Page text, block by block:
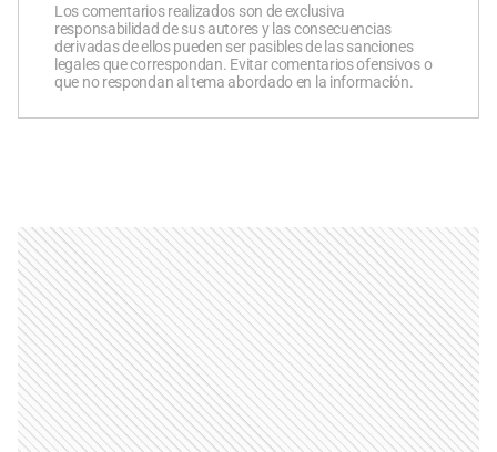
Los comentarios realizados son de exclusiva
responsabilidad de sus autores y las consecuencias
derivadas de ellos pueden ser pasibles de las sanciones
legales que correspondan. Evitar comentarios ofensivos o
que no respondan al tema abordado en la información.